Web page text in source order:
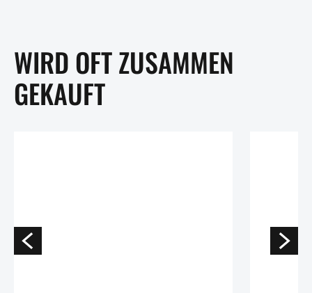
WIRD OFT ZUSAMMEN
GEKAUFT